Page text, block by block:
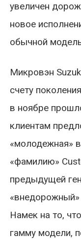
увеличен
новое
обычной
Микровэн
счету
в ноябре
клиентам
«молодежная»
«фамилию»
предыдущей
«внедорожный»
Намек на то,
гамму модели,